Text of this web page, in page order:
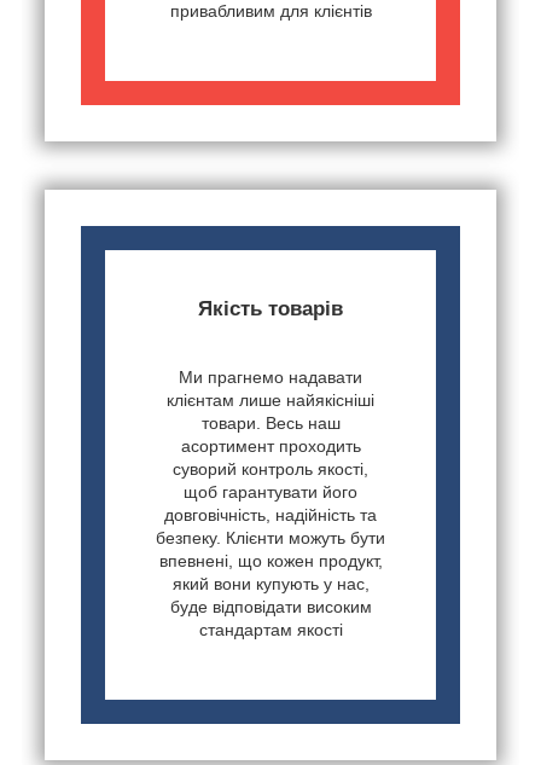
привабливим для клієнтів
Якість товарів
Ми прагнемо надавати
клієнтам лише найякісніші
товари. Весь наш
асортимент проходить
суворий контроль якості,
щоб гарантувати його
довговічність, надійність та
безпеку. Клієнти можуть бути
впевнені, що кожен продукт,
який вони купують у нас,
буде відповідати високим
стандартам якості